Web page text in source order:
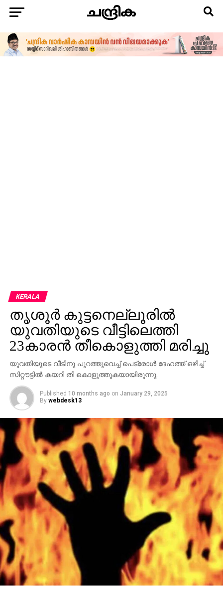
KERALA
തൃശൂര്‍ കുട്ടനെല്ലൂരിൽ
യുവതിയുടെ വീട്ടിലെത്തി
23കാരന്‍ തീകൊളുത്തി മരിച്ചു
യുവതിയുടെ വീടിനു പുറത്തുവെച്ച് പെട്രോള്‍ ദേഹത്ത് ഒഴിച്ച്
സിറ്റൗട്ടില്‍ കയറി തീ കൊളുത്തുകയായിരുന്നു.
Published 10 months ago on January 29, 2025
By webdesk13